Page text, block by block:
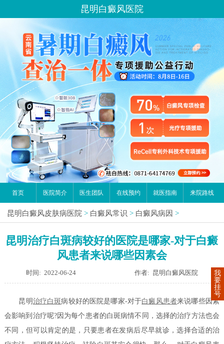
昆明白癜风医院
首页 医院简介 医生团队 在线预约 就医指南 来院路线
昆明白癜风皮肤病医院 > 白癜风常识 > 白癜风病因 >
昆明治疗白斑病较好的医院是哪家-对于白癜
风患者来说哪些因素会
时间: 2022-06-24 作者: 昆明白癜风医院
昆明治疗白斑病较好的医院是哪家-对于白癜风患者来说哪些因素
会影响到治疗呢?因为每个患者的白斑病情不同，选择的治疗方法也会
不同，但可以肯定的是，只要患者在发病后尽早就诊，选择合适的治
我
要
挂
号